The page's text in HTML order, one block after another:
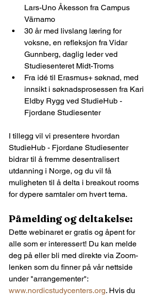
Lars-Uno Åkesson fra Campus
Värnamo
30 år med livslang læring for
voksne, en refleksjon fra Vidar
Gunnberg, daglig leder ved
Studiesenteret Midt-Troms
Fra idé til Erasmus+ søknad, med
innsikt i søknadsprosessen fra Kari
Eldby Rygg ved StudieHub -
Fjordane Studiesenter
I tillegg vil vi presentere hvordan
StudieHub - Fjordane Studiesenter
bidrar til å fremme desentralisert
utdanning i Norge, og du vil få
muligheten til å delta i breakout rooms
for dypere samtaler om hvert tema.
Påmelding og deltakelse:
Dette webinaret er gratis og åpent for
alle som er interessert! Du kan melde
deg på eller bli med direkte via Zoom-
lenken som du finner på vår nettside
under "arrangementer":
www.nordicstudycenters.org. Hvis du